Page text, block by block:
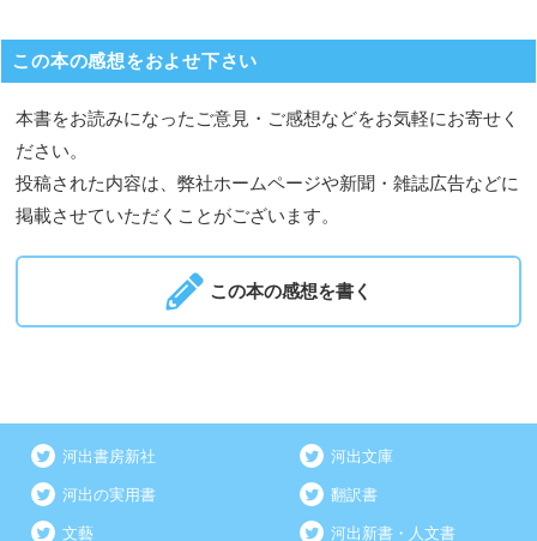
この本の感想をおよせ下さい
本書をお読みになったご意見・ご感想などをお気軽にお寄せく
ださい。
投稿された内容は、弊社ホームページや新聞・雑誌広告などに
掲載させていただくことがございます。
この本の感想を書く
河出書房新社 河出文庫
河出の実用書 翻訳書
文藝 河出新書・人文書